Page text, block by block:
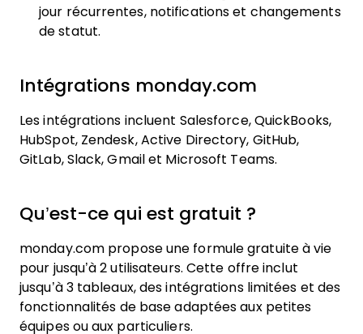
jour récurrentes, notifications et changements
de statut.
Intégrations monday.com
Les intégrations incluent Salesforce, QuickBooks,
HubSpot, Zendesk, Active Directory, GitHub,
GitLab, Slack, Gmail et Microsoft Teams.
Qu’est-ce qui est gratuit ?
monday.com propose une formule gratuite à vie
pour jusqu’à 2 utilisateurs. Cette offre inclut
jusqu’à 3 tableaux, des intégrations limitées et des
fonctionnalités de base adaptées aux petites
équipes ou aux particuliers.